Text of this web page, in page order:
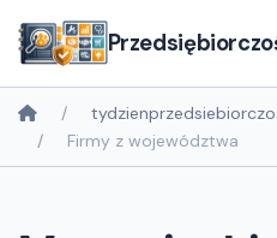
Firmy z województwa